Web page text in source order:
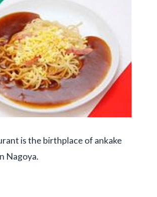
is the birthplace of ankake
Nagoya.